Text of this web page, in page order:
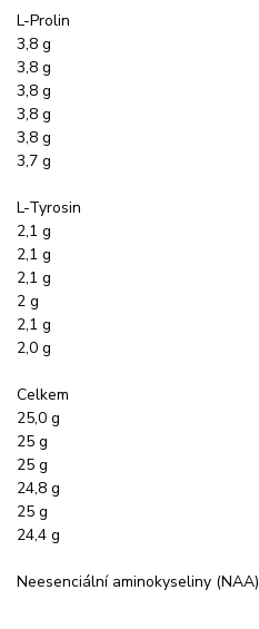
L-Prolin
3,8 g
3,8 g
3,8 g
3,8 g
3,8 g
3,7 g
L-Tyrosin
2,1 g
2,1 g
2,1 g
2 g
2,1 g
2,0 g
Celkem
25,0 g
25 g
25 g
24,8 g
25 g
24,4 g
Neesenciální aminokyseliny (NAA)